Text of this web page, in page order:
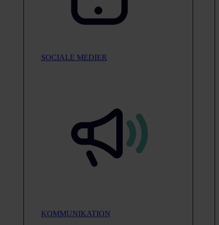
SOCIALE MEDIER
KOMMUNIKATION